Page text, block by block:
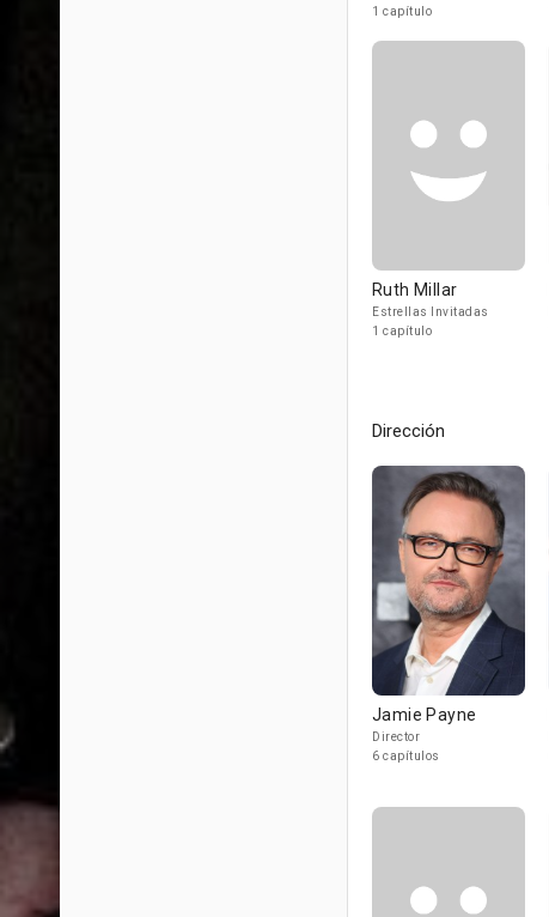
1 capítulo
Ruth Millar
Estrellas Invitadas
1 capítulo
Dirección
Jamie Payne
Director
6 capítulos